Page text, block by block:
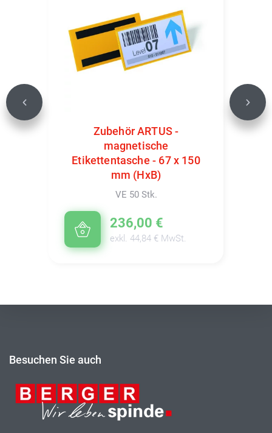
Zubehör ARTUS -
magnetische
Etikettentasche - 67 x 150
mm (HxB)
VE 50 Stk.
236,00 €
exkl. 44,84 € MwSt.
Previous Next
Besuchen Sie auch